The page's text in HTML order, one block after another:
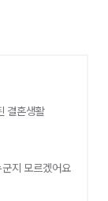
결혼생활
군지 모르겠어요